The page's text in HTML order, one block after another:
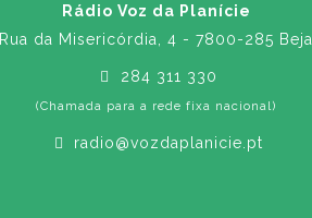
Rádio Voz da Planície
Rua da Misericórdia, 4 - 7800-285 Beja
284 311 330
(Chamada para a rede fixa nacional)
radio@vozdaplanicie.pt